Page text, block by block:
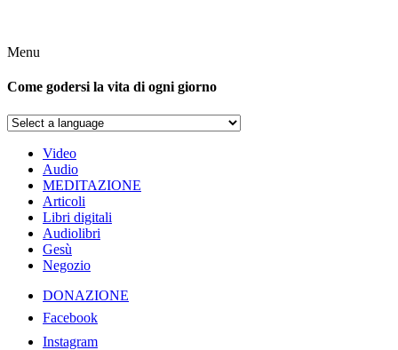
Menu
Come godersi la vita di ogni giorno
Video
Audio
MEDITAZIONE
Articoli
Libri digitali
Audiolibri
Gesù
Negozio
DONAZIONE
Facebook
Instagram